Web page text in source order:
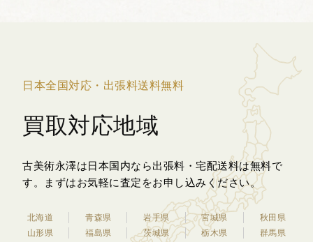
日本全国対応・出張料送料無料
買取対応地域
古美術永澤は日本国内なら出張料・宅配送料は無料で
す。
まずはお気軽に査定をお申し込みください。
北海道 青森県 岩手県 宮城県
秋田県
山形県
福島県 茨城県 栃木県
群馬県